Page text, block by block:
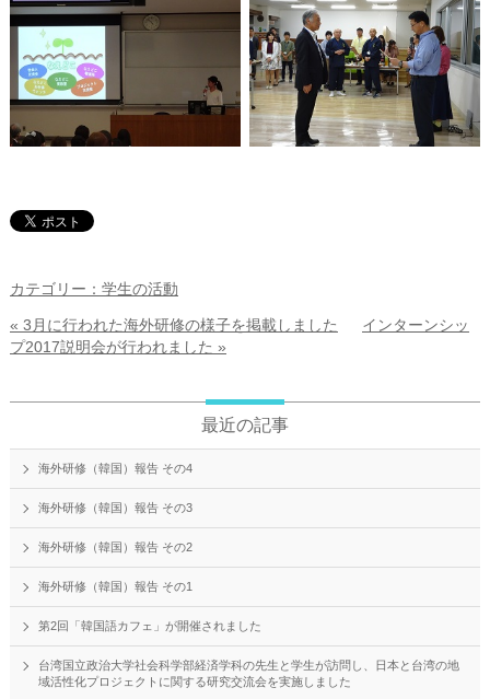
カテゴリー：学生の活動
« 3月に行われた海外研修の様子を掲載しました
インターンシッ
プ2017説明会が行われました »
最近の記事
海外研修（韓国）報告 その4
海外研修（韓国）報告 その3
海外研修（韓国）報告 その2
海外研修（韓国）報告 その1
第2回「韓国語カフェ」が開催されました
台湾国立政治大学社会科学部経済学科の先生と学生が訪問し、日本と台湾の地
域活性化プロジェクトに関する研究交流会を実施しました